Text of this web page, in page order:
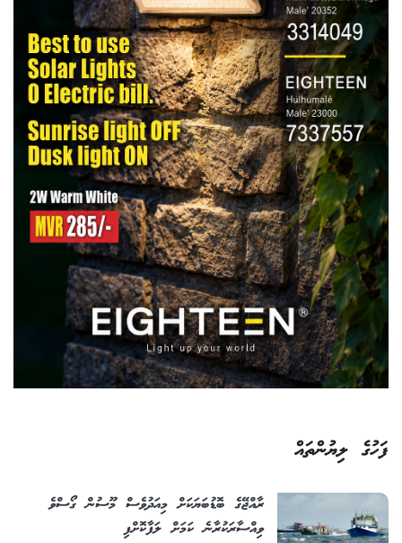
ފަހުގެ ލިޔުންތައް
ރާއްޖޭގެ ބޮޑުބަޔަކަށް މިއަދުވެސް މޫސުން ގޯސްވެ
ވިއްސާރަކުރާނެ ކަމަށް ލަފާކޮށްފި